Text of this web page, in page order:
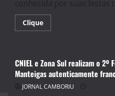
conhecida por suas festas
CliqueRead
more
EM
TEMPO
DE
CÓLERA
CNIEL e Zona Sul realizam o 2º
Manteigas autenticamente
JORNAL CAMBORIU